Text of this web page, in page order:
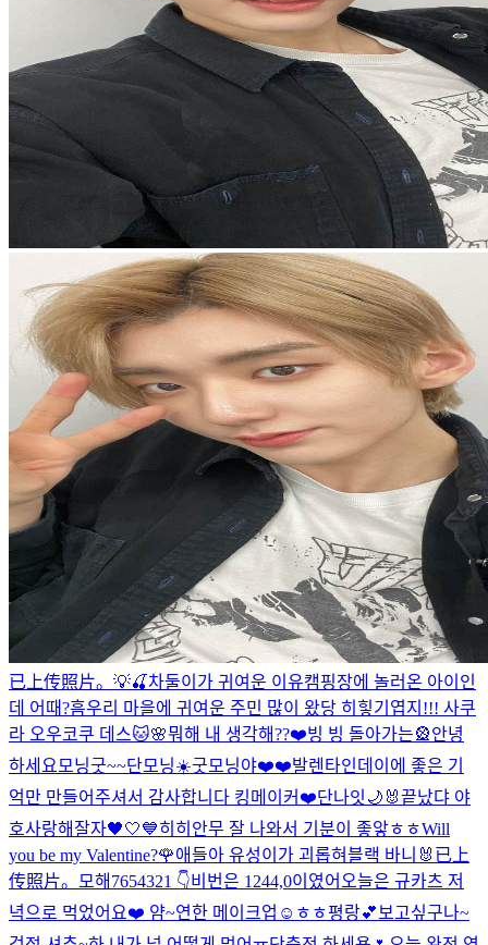
已上传照片。 💡🍒차둘이가 귀여운 이유캠핑장에 놀러온 아이인
데 어때?흠우리 마을에 귀여운 주민 많이 왔당 히힣기엽지!!! 사쿠
라 오우코쿠 데스🐱🌸뭐해 내 생각해??❤️빙 빙 돌아가는🎡안녕
하세요 모닝굿~~단모닝☀️굿모닝야❤️❤️발렌타인데이에 좋은 기
억만 만들어주셔서 감사합니다 킹메이커❤️단나잇🌙 🐰끝났댜 야
호사랑해잘자🖤🤍💙히히 안무 잘 나와서 기분이 좋앟ㅎㅎWill
you be my Valentine?🌹애들아 유성이가 괴롭혀블랙 바니🐰 已上
传照片。
모해 7654321 👇비번은 1244,0이였어 오늘은 규카츠 저
녁으로 먹었어요❤️ 얌~연한 메이크업☺️ ㅎㅎ평랑💕 보고싶구나~